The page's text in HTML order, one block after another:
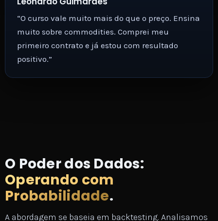
“O curso vale muito mais do que o preço. Ensina
muito sobre commodities. Comprei meu
primeiro contrato e já estou com resultado
positivo.”
O Poder dos Dados:
Operando com
Probabilidade.
A abordagem se baseia em backtesting. Analisamos